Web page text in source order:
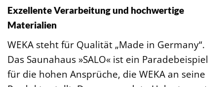
Exzellente Verarbeitung und hochwertige
Materialien
WEKA steht für Qualität „Made in Germany“.
Das Saunahaus »SALO« ist ein Paradebeispiel
für die hohen Ansprüche, die WEKA an seine